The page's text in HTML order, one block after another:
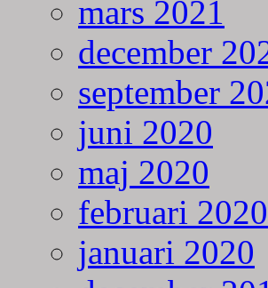
mars 2021
december
september
juni 2020
maj 2020
februari 2020
januari 2020